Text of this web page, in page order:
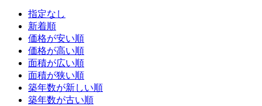
指定なし
新着順
価格が安い順
価格が高い順
面積が広い順
面積が狭い順
築年数が新しい順
築年数が古い順